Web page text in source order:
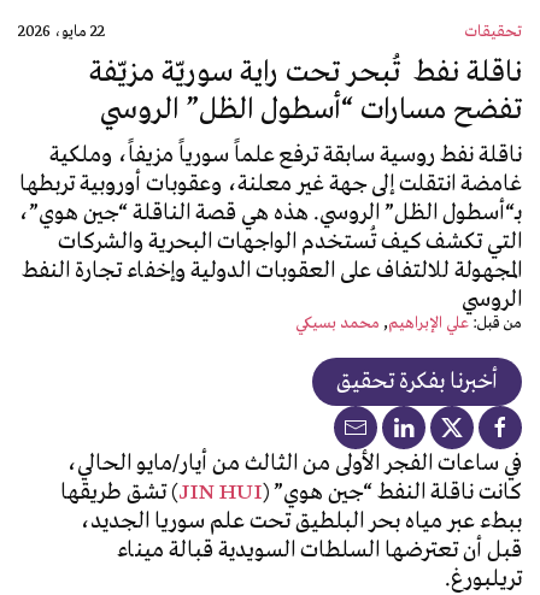
تحقيقات 22 مايو، 2026
ناقلة نفط تُبحر تحت راية سوريّة مزيّفة
تفضح مسارات “أسطول الظل” الروسي
ناقلة نفط روسية سابقة ترفع علماً سورياً مزيفاً، وملكية
غامضة انتقلت إلى جهة غير معلنة، وعقوبات أوروبية تربطها
بـ“أسطول الظل” الروسي. هذه هي قصة الناقلة “جين هوي”،
التي تكشف كيف تُستخدم الواجهات البحرية والشركات
المجهولة للالتفاف على العقوبات الدولية وإخفاء تجارة النفط
الروسي
من قبل:علي الإبراهيم محمد بسيكي
أخبرنا بفكرة تحقيق
في ساعات الفجر الأولى من الثالث من أيار/مايو الحالي،
كانت ناقلة النفط “جين هوي” (JIN HUI) تشق طريقها
ببطء عبر مياه بحر البلطيق تحت علم سوريا الجديد،
قبل أن تعترضها السلطات السويدية قبالة ميناء
تريلبورغ.